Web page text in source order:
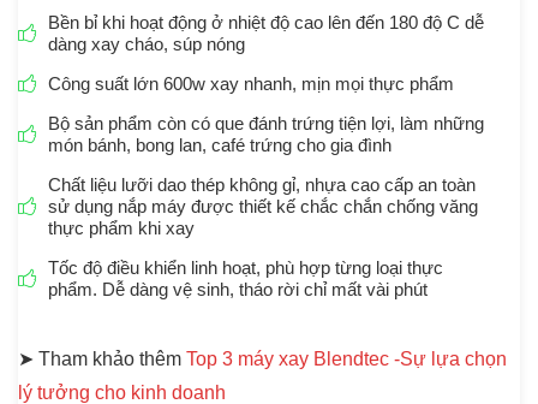
Bền bỉ khi hoạt động ở nhiệt độ cao lên đến 180 độ C dễ
dàng xay cháo, súp nóng
Công suất lớn 600w xay nhanh, mịn mọi thực phẩm
Bộ sản phẩm còn có que đánh trứng tiện lợi, làm những
món bánh, bong lan, café trứng cho gia đình
Chất liệu lưỡi dao thép không gỉ, nhựa cao cấp an toàn
sử dụng nắp máy được thiết kế chắc chắn chống văng
thực phẩm khi xay
Tốc độ điều khiển linh hoạt, phù hợp từng loại thực
phẩm. Dễ dàng vệ sinh, tháo rời chỉ mất vài phút
➤ Tham khảo thêm Top 3 máy xay Blendtec -Sự lựa chọn
lý tưởng cho kinh doanh